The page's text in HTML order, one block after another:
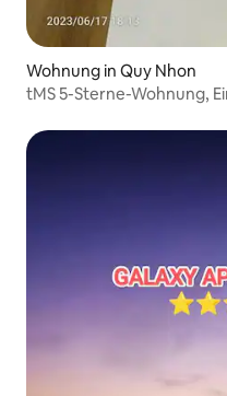
Wohnung in Quy Nhon
tMS 5-Sterne-Wohnung,